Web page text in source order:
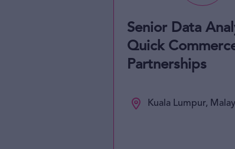
Senior Data
Quick
Partnerships
Kuala Lumpur,